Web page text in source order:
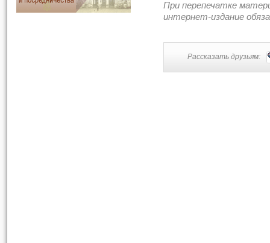
При перепечатке
интернет-издание
Рассказать друзьям: